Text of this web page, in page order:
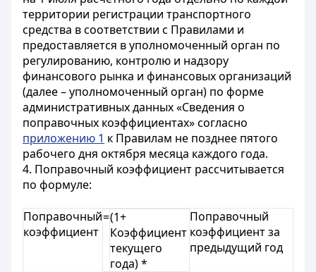
территории регистрации транспортного
средства в соответствии с Правилами и
предоставляется в уполномоченный орган по
регулированию, контролю и надзору
финансового рынка и финансовых организаций
(далее – уполномоченный орган) по форме
административных данных «Сведения о
поправочных коэффициентах» согласно
приложению 1 к Правилам не позднее пятого
рабочего дня октября месяца каждого года.
4. Поправочный коэффициент рассчитывается
по формуле:
Поправочный
коэффициент
Поправочный
коэффициент за
предыдущий год
=(1+
Коэффициент
текущего
года) *